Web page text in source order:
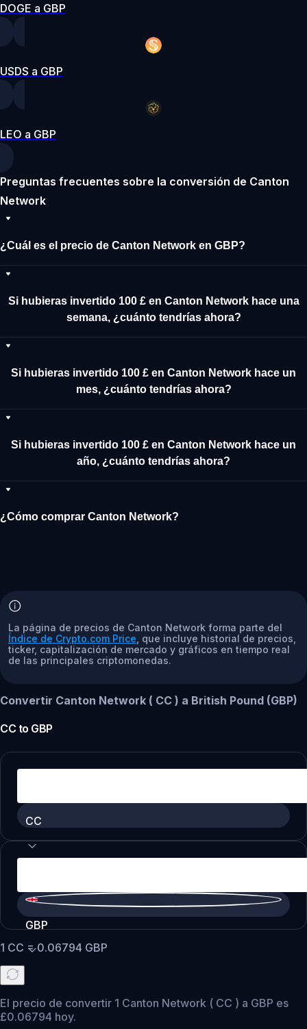
DOGE a GBP
USDS a GBP
LEO a GBP
Preguntas frecuentes sobre la conversión de Canton
Network
¿Cuál es el precio de Canton Network en GBP?
Si hubieras invertido 100 £ en Canton Network hace una
semana, ¿cuánto tendrías ahora?
Si hubieras invertido 100 £ en Canton Network hace un
mes, ¿cuánto tendrías ahora?
Si hubieras invertido 100 £ en Canton Network hace un
año, ¿cuánto tendrías ahora?
¿Cómo comprar Canton Network?
La página de precios de Canton Network forma parte del
Índice de Crypto.com Price , que incluye historial de precios,
ticker, capitalización de mercado y gráficos en tiempo real
de las principales criptomonedas.
Convertir Canton Network ( CC ) a British Pound (GBP)
CC to GBP
CC
GBP
1 CC =0.06794 GBP
El precio de convertir 1 Canton Network ( CC ) a GBP es
£0.06794 hoy.